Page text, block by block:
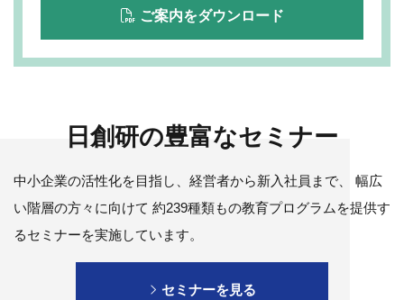
ご案内をダウンロード
日創研の豊富なセミナー
中小企業の活性化を目指し、経営者から新入社員まで、
幅広
い階層の方々に向けて 約239種類もの教育プログラムを提供す
るセミナーを実施しています。
セミナーを見る